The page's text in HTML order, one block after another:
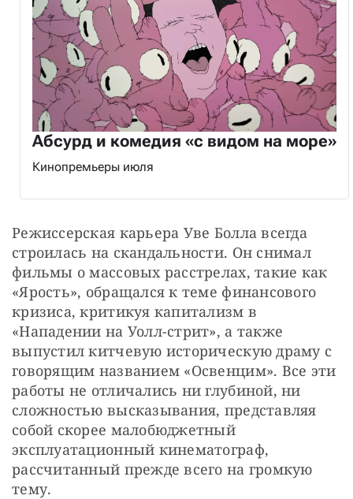
Абсурд и комедия «с видом на море»
Кинопремьеры июля
Режиссерская карьера Уве Болла всегда
строилась на скандальности. Он снимал
фильмы о массовых расстрелах, такие как
«Ярость», обращался к теме финансового
кризиса, критикуя капитализм в
«Нападении на Уолл-стрит», а также
выпустил китчевую историческую драму с
говорящим названием «Освенцим». Все эти
работы не отличались ни глубиной, ни
сложностью высказывания, представляя
собой скорее малобюджетный
эксплуатационный кинематограф,
рассчитанный прежде всего на громкую
тему.